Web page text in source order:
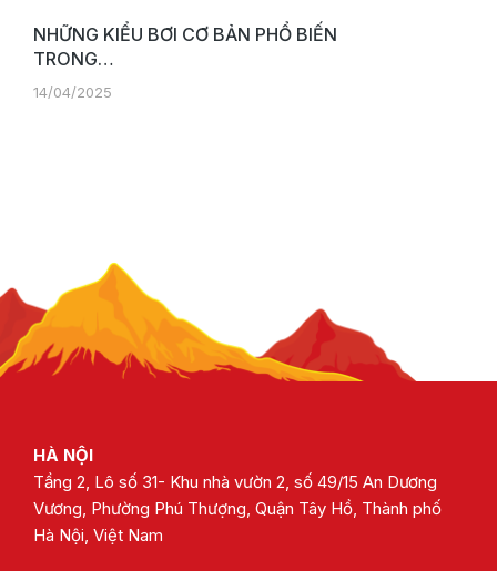
NHỮNG KIỂU BƠI CƠ BẢN PHỔ BIẾN
TRONG…
14/04/2025
HÀ NỘI
Tầng 2, Lô số 31- Khu nhà vườn 2, số 49/15 An Dương
Vương, Phường Phú Thượng, Quận Tây Hồ, Thành phố
Hà Nội, Việt Nam